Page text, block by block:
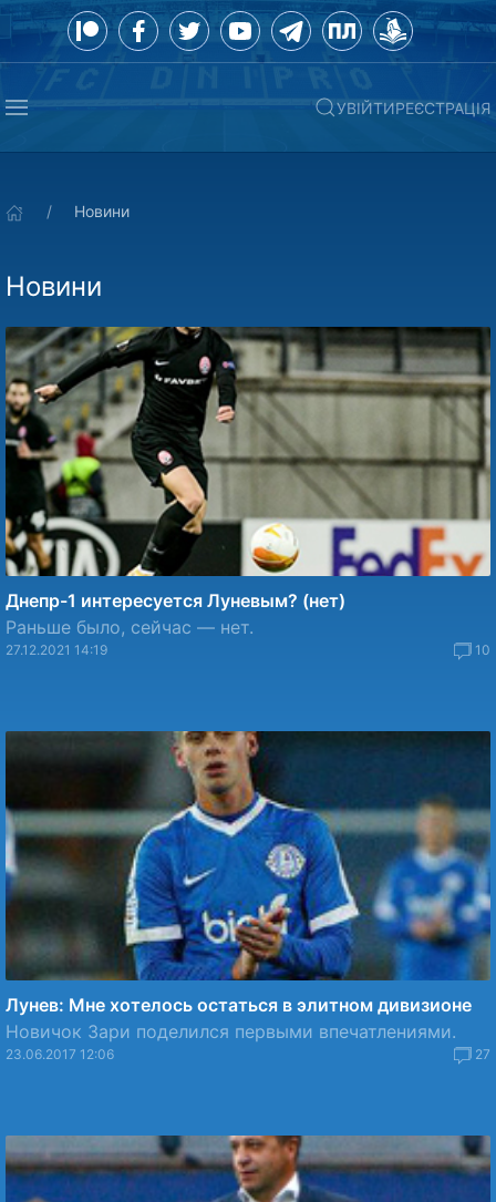
УВІЙТИРЕЄСТРАЦІЯ
Новини
Новини
Днепр-1 интересуется Луневым? (нет)
Раньше было, сейчас — нет.
27.12.2021 14:19 10
Лунев: Мне хотелось остаться в элитном дивизионе
Новичок Зари поделился первыми впечатлениями.
23.06.2017 12:06 27